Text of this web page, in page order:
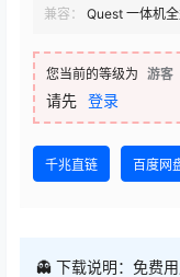
兼容：
Quest 一体机
您当前的等级为 游客
请先 登录
千兆直链 百度网
👻 下载说明：免费